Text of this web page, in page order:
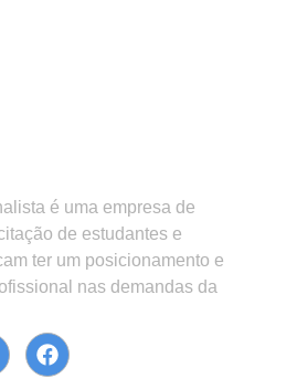
é uma empresa de
de estudantes e
ter um posicionamento e
nas demandas da